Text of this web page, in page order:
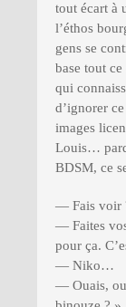
tout écart à
l’éthos
gens se
base tout
qui
d’ignorer
images
Louis…
BDSM, ce
— Fais voir
— Faites
pour ça.
— Niko…
— Ouais,